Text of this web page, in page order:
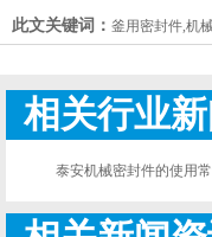
此文关键词： 釜用密封件,机
相关行业新
泰安机械密封件的使用